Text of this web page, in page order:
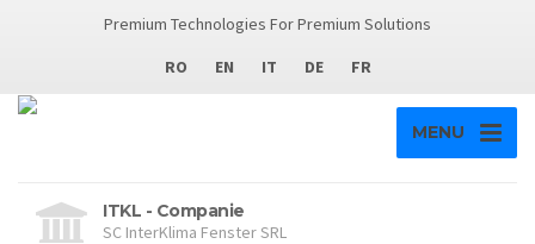
Premium Technologies For Premium Solutions
RO
EN IT DE FR
MENU
ITKL - Companie
SC InterKlima Fenster SRL